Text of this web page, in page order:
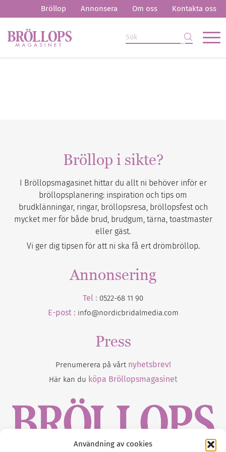
Användning av cookies
Bröllop Annonsera Om oss Kontakta oss
Bröllop i sikte?
I Bröllopsmagasinet hittar du allt ni behöver inför er
bröllopsplanering: inspiration och tips om
brudklänningar, ringar, bröllopsresa, bröllopsfest och
mycket mer för både brud, brudgum, tärna, toastmaster
eller gäst.
Vi ger dig tipsen för att ni ska få ert drömbröllop.
Annonsering
Tel : 0522-68 11 90
E-post : info@nordicbridalmedia.com
Press
Prenumerera på vårt nyhetsbrev!
Här kan du köpa Bröllopsmagasinet